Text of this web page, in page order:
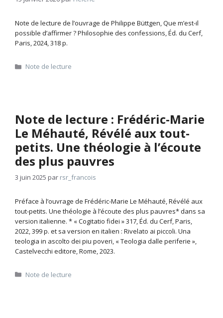
Note de lecture de l’ouvrage de Philippe Büttgen, Que m’est-il
possible d’affirmer ? Philosophie des confessions, Éd. du Cerf,
Paris, 2024, 318 p.
Catégories
Note de lecture
Note de lecture : Frédéric-Marie
Le Méhauté, Révélé aux tout-
petits. Une théologie à l’écoute
des plus pauvres
3 juin 2025 par rsr_francois
Préface à l’ouvrage de Frédéric-Marie Le Méhauté, Révélé aux
tout-petits. Une théologie à l’écoute des plus pauvres* dans sa
version italienne. * « Cogitatio fidei » 317, Éd. du Cerf, Paris,
2022, 399 p. et sa version en italien : Rivelato ai piccoli. Una
teologia in ascolto dei piu poveri, « Teologia dalle periferie »,
Castelvecchi editore, Rome, 2023.
Catégories
Note de lecture